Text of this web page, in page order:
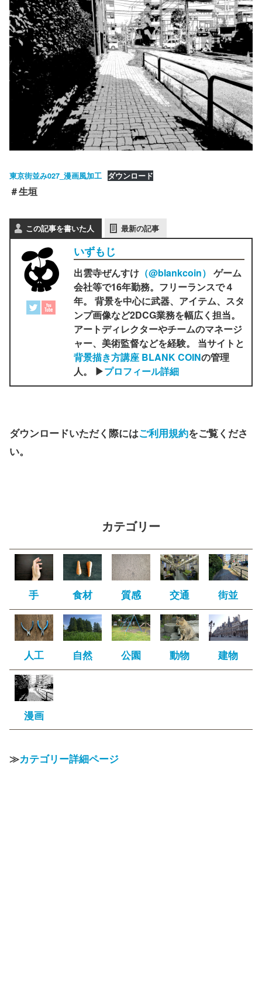
東京街並み027_漫画風加工 ダウンロード
＃生垣
この記事を書いた人 最新の記事
いずもじ
出雲寺ぜんすけ （‎@blankcoin） ゲーム
会社等で16年勤務。フリーランスで４
年。 背景を中心に武器、アイテム、スタ
ンプ画像など2DCG業務を幅広く担当。
アートディレクターやチームのマネージ
ャー、美術監督などを経験。 当サイトと
背景描き方講座 BLANK COINの管理
人。 ▶プロフィール詳細
ダウンロードいただく際にはご利用規約をご覧くださ
い。
カテゴリー
手 食材 質感 交通 街並
人工 自然 公園 動物 建物
漫画
≫カテゴリー詳細ページ